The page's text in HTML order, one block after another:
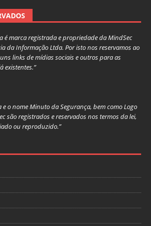
é marca registrada e propriedade da MindSec
da Informação Ltda. Por isto nos reservamos ao
links de mídias sociais e outros para as
existentes.”
e o nome Minuto da Segurança, bem como Logo
são registrados e reservados nos termos da lei,
ou reproduzido.”